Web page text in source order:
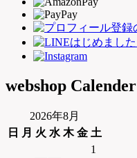
webshop Calender
2026年8月
日
月 火 水 木 金 土
1